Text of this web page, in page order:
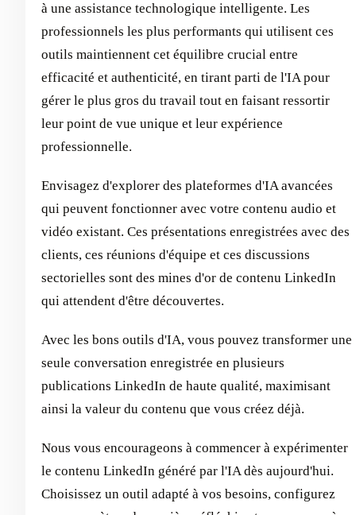
à une assistance technologique intelligente. Les
professionnels les plus performants qui utilisent ces
outils maintiennent cet équilibre crucial entre
efficacité et authenticité, en tirant parti de l'IA pour
gérer le plus gros du travail tout en faisant ressortir
leur point de vue unique et leur expérience
professionnelle.
Envisagez d'explorer des plateformes d'IA avancées
qui peuvent fonctionner avec votre contenu audio et
vidéo existant. Ces présentations enregistrées avec des
clients, ces réunions d'équipe et ces discussions
sectorielles sont des mines d'or de contenu LinkedIn
qui attendent d'être découvertes.
Avec les bons outils d'IA, vous pouvez transformer une
seule conversation enregistrée en plusieurs
publications LinkedIn de haute qualité, maximisant
ainsi la valeur du contenu que vous créez déjà.
Nous vous encourageons à commencer à expérimenter
le contenu LinkedIn généré par l'IA dès aujourd'hui.
Choisissez un outil adapté à vos besoins, configurez